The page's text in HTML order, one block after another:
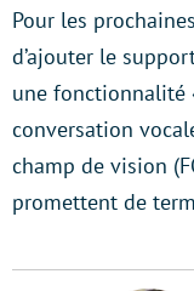
Pour les
d’ajouter le
une fonctionnalité
conversation
champ de vision
promettent de